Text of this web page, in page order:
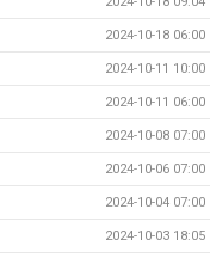
2024-10-18 06:00
2024-10-11 10:00
2024-10-11 06:00
2024-10-08 07:00
2024-10-06 07:00
2024-10-04 07:00
2024-10-03 18:05